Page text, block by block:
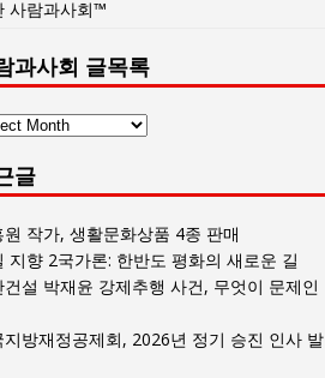
사람과사회™
과사회 글목록
글
원 작가, 생활문화상품 4종 판매
지향 2국가론: 한반도 평화의 새로운 길
건설 박재윤 강제추행 사건, 무엇이 문제인
지방재정공제회, 2026년 정기 승진 인사 발